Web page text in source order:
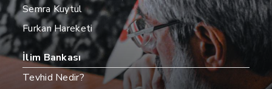
Semra Kuytul
Furkan Hareketi
İlim Bankası
Tevhid Nedir?